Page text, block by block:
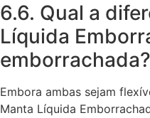
6.6. Qual a
Líquida
emborrachada?
Embora ambas sejam
Manta Líquida